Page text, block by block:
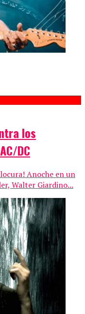
los
DC
Anoche en un
Walter Giardino...